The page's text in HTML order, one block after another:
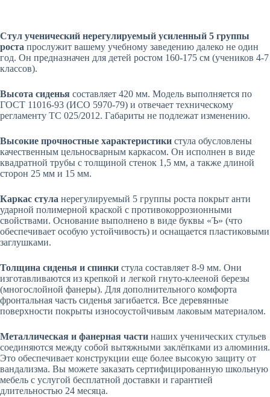
Стул ученический нерегулируемый усиленный 5 группы
роста прослужит вашему учебному заведению далеко не один
год. Он предназначен для детей ростом 160-175 см (учеников 4-7
классов).
Высота сиденья составляет 420 мм. Модель выполняется по
ГОСТ 11016-93 (ИСО 5970-79) и отвечает техническому
регламенту ТС 025/2012. Габариты не подлежат изменению.
Высокие прочностные характеристики стула обусловлены
качественным цельносварным каркасом. Он исполнен в виде
квадратной трубы с толщиной стенок 1,5 мм, а также длиной
сторон 25 мм и 15 мм.
Каркас стула нерегулируемый 5 группы роста покрыт анти
ударной полимерной краской с противокоррозионными
свойствами. Основание выполнено в виде буквы «Ъ» (что
обеспечивает особую устойчивость) и оснащается пластиковыми
заглушками.
Толщина сиденья и спинки стула составляет 8-9 мм. Они
изготавливаются из крепкой и легкой гнуто-клееной березы
(многослойной фанеры). Для дополнительного комфорта
фронтальная часть сиденья загибается. Все деревянные
поверхности покрыты износоустойчивым лаковым материалом.
Металлическая и фанерная части наших ученических стульев
соединяются между собой вытяжными заклёпками из алюминия.
Это обеспечивает конструкции еще более высокую защиту от
вандализма. Вы можете заказать сертифицированную школьную
мебель с услугой бесплатной доставки и гарантией
длительностью 24 месяца.